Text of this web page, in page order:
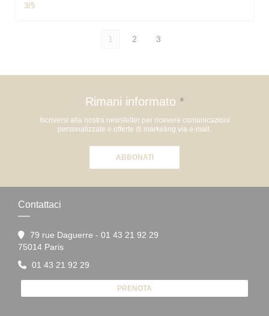
3/5
1 2 3
Rimani informato *
Iscriversi alla nostra newsletter per ricevere comunicazioni
personalizzate e offerte di marketing via e-mail.
ABBONATI
Contattaci
79 rue Daguerre - 01 43 21 92 29
75014 Paris((apre una nuova finestra))
01 43 21 92 29
PRENOTA